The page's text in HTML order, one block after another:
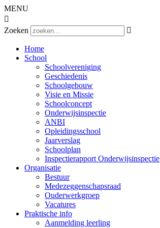
MENU

Zoeken

Home
School
Schoolvereniging
Geschiedenis
Schoolgebouw
Visie en Missie
Schoolconcept
Onderwijsinspectie
ANBI
Opleidingsschool
Jaarverslag
Schoolplan
Inspectierapport Onderwijsinspectie
Organisatie
Bestuur
Medezeggenschapsraad
Ouderwerkgroep
Vacatures
Praktische info
Aanmelding leerling